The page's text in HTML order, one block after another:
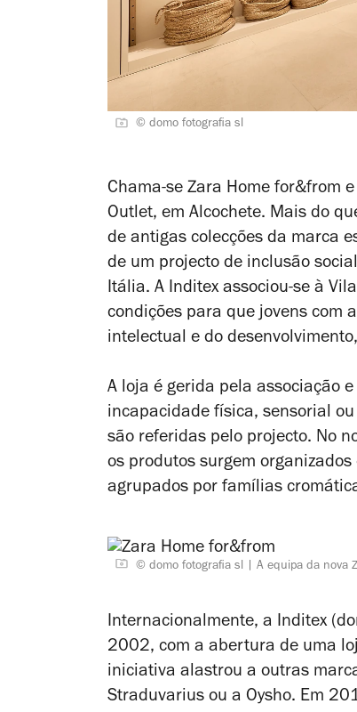
© domo fotografia sl
Chama-se Zara Home for&from
Outlet, em Alcochete. Mais do
de antigas colecções da marca
de um projecto de inclusão
Itália. A Inditex associou-se à
condições para que jovens com
intelectual e do
A loja é gerida pela associação
incapacidade física, sensorial
são referidas pelo projecto. No
os produtos surgem
agrupados por famílias
© domo fotografia sl A equipa da nova
Internacionalmente, a Inditex
2002, com a abertura de uma
iniciativa alastrou a outras
Straduvarius ou a Oysho. Em